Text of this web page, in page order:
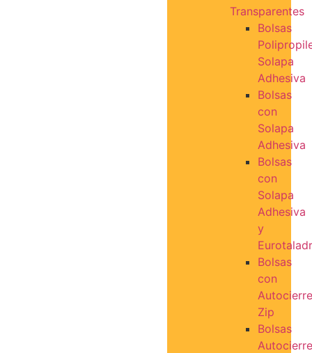
Transparentes
Bolsas
Solapa
Adhesiva
Bolsas
con
Solapa
Adhesiva
Bolsas
con
Solapa
Adhesiva
y
Bolsas
con
Autocierre
Zip
Bolsas
Autocierre